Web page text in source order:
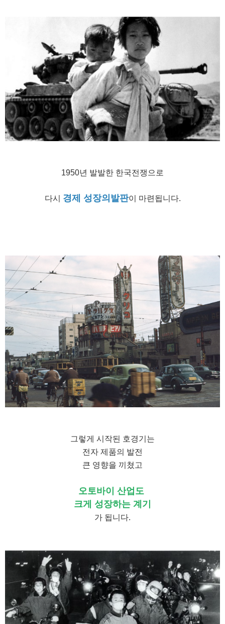
1950년 발발한 한국전쟁으로
다시 경제 성장의발판이 마련됩니다.
그렇게 시작된 호경기는
전자 제품의 발전
큰 영향을 끼쳤고
오토바이 산업도
크게 성장하는 계기
가 됩니다.